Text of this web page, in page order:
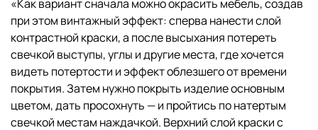
«Как вариант сначала можно окрасить мебель, создав
при этом винтажный эффект: сперва нанести слой
контрастной краски, а после высыхания потереть
свечкой выступы, углы и другие места, где хочется
видеть потертости и эффект облезшего от времени
покрытия. Затем нужно покрыть изделие основным
цветом, дать просохнуть — и пройтись по натертым
свечкой местам наждачкой. Верхний слой краски с